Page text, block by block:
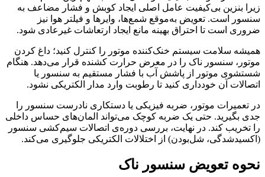
زیرا بنزین بی‌کیفیت عامل اصلی ایجاد کوبش و فشار مضاعف به
سنسور است. تعویض به‌موقع شمع‌ها، وایرها و فیلتر هوا نیز
ضروری است تا احتراق بهینه مانع ایجاد ارتعاشات غیرعادی شود.
همیشه سلامت سیستم خنک‌کننده موتور را کنترل کنید؛ داغ کردن
موتور، سنسور ناک را در معرض حرارت کشنده قرار می‌دهد. هنگام
شستشوی موتور از پاشش آب با فشار مستقیم به سنسور یا
اتصالات آن خودداری کنید تا رطوبت وارد مدار الکتریکی نشود.
در تعمیرات موتور، ضربه فیزیکی یا دستکاری نادرست سنسور را
جدی بگیرید. حتی یک ضربه کوچک می‌تواند المان‌های حساس داخلی
را تخریب کند. در نهایت، بررسی دوره‌ی اتصالات سیم‌کشی سنسور
(اکسیدشدگی، شل‌بودن) از اختلالات الکتریکی جلوگیری می‌کند.
نحوه تعویض سنسور ناک